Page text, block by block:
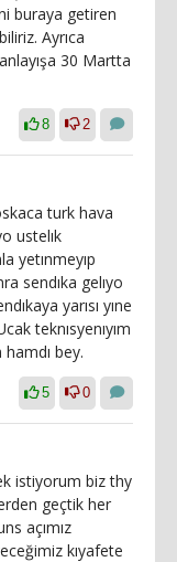
buraya getiren
Ayrıca
30 Martta
8 2
turk hava
ustelık
yetınmeyıp
sendıka gelıyo
yarısı yıne
teknısyenıyım
bey.
5 0
istiyorum biz thy
geçtik her
açımız
kıyafete